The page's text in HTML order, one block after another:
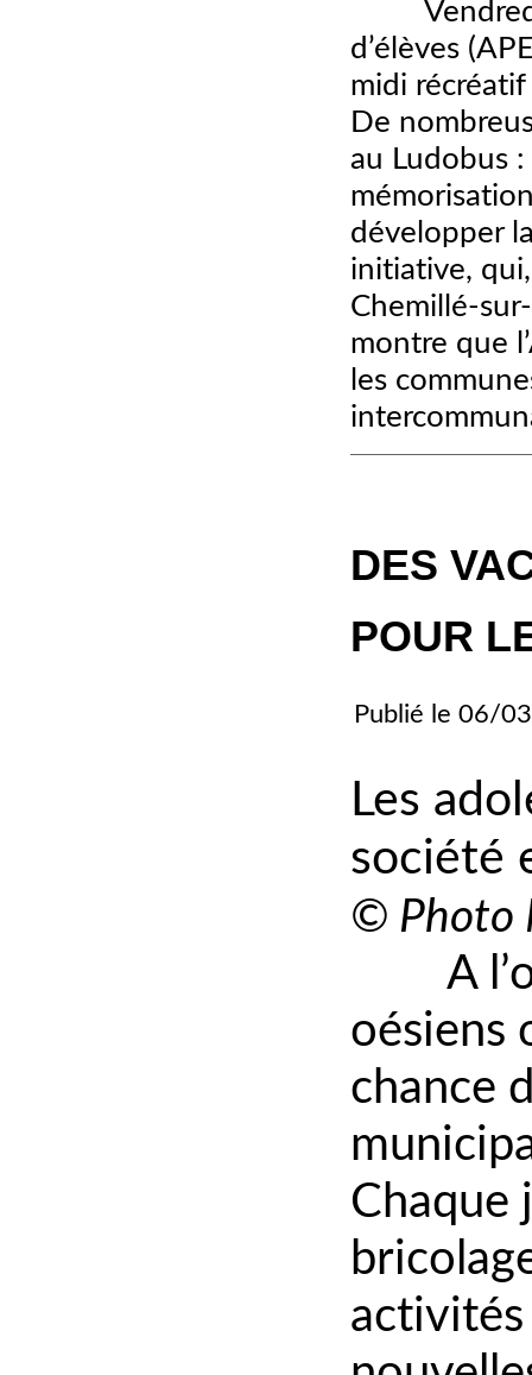
Vendredi
d’élèves
midi
De
au Ludobus
développer
initiative,
Chemillé-
montre que
les
DES
POUR
Publié le 06/
Les
société
© Photo
A
oésiens
chance
Chaque